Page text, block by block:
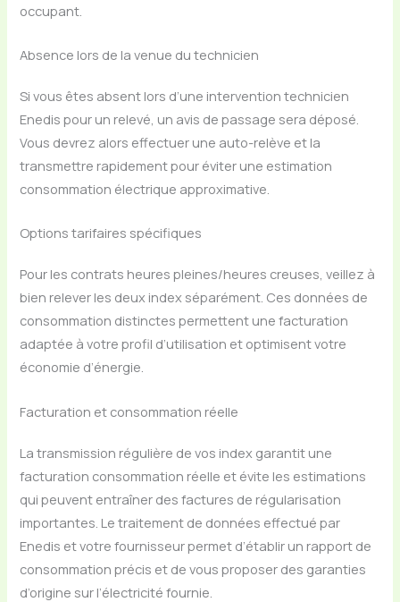
occupant.
Absence lors de la venue du technicien
Si vous êtes absent lors d’une intervention technicien
Enedis pour un relevé, un avis de passage sera déposé.
Vous devrez alors effectuer une auto-relève et la
transmettre rapidement pour éviter une estimation
consommation électrique approximative.
Options tarifaires spécifiques
Pour les contrats heures pleines/heures creuses, veillez à
bien relever les deux index séparément. Ces données de
consommation distinctes permettent une facturation
adaptée à votre profil d’utilisation et optimisent votre
économie d’énergie.
Facturation et consommation réelle
La transmission régulière de vos index garantit une
facturation consommation réelle et évite les estimations
qui peuvent entraîner des factures de régularisation
importantes. Le traitement de données effectué par
Enedis et votre fournisseur permet d’établir un rapport de
consommation précis et de vous proposer des garanties
d’origine sur l’électricité fournie.